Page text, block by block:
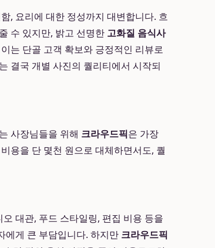
, 요리에 대한 정성까지 대변합니다. 흐
수 있지만, 밝고 선명한 고화질 음식사
는 단골 고객 확보와 긍정적인 리뷰로
결국 개별 사진의 퀄리티에서 시작되
사장님들을 위해 크라우드픽은 가장
용을 단 몇천 원으로 대체하면서도, 퀄
대관, 푸드 스타일링, 편집 비용 등을
에게 큰 부담입니다. 하지만 크라우드픽